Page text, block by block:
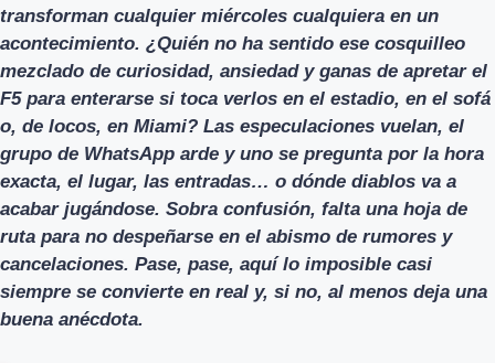
transforman cualquier miércoles cualquiera en un
acontecimiento. ¿Quién no ha sentido ese cosquilleo
mezclado de curiosidad, ansiedad y ganas de apretar el
F5 para enterarse si toca verlos en el estadio, en el sofá
o, de locos, en Miami? Las especulaciones vuelan, el
grupo de WhatsApp arde y uno se pregunta por la hora
exacta, el lugar, las entradas… o dónde diablos va a
acabar jugándose. Sobra confusión, falta una hoja de
ruta para no despeñarse en el abismo de rumores y
cancelaciones. Pase, pase, aquí lo imposible casi
siempre se convierte en real y, si no, al menos deja una
buena anécdota.